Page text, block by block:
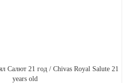
Салют 21 год / Chivas Royal Salute 21
years old